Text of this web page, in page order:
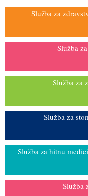
Služba za
Služba
Služba za
Služba za
Služba za hitnu
Služba